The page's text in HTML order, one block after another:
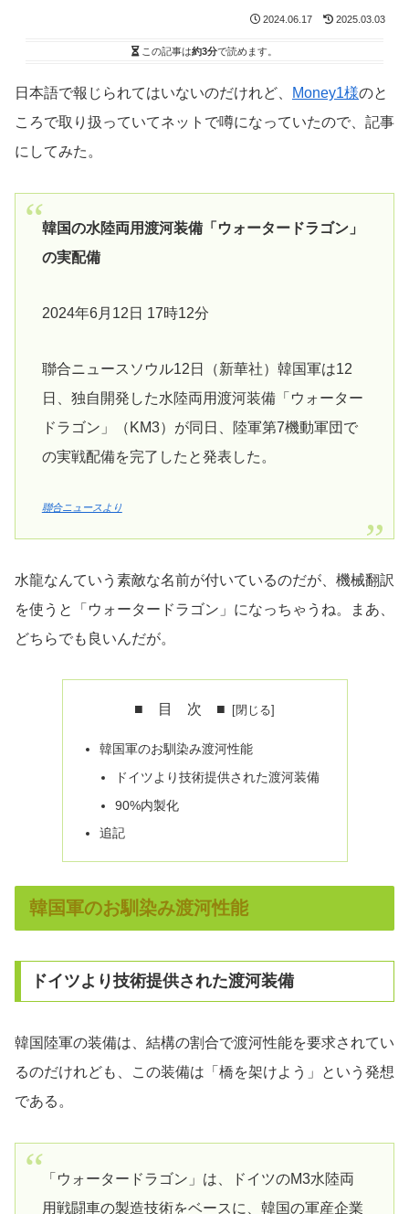
2024.06.17 2025.03.03
この記事は約3分で読めます。
日本語で報じられてはいないのだけれど、 Money1様のと
ころで取り扱っていてネットで噂になっていたので、記事
にしてみた。
韓国の水陸両用渡河装備「ウォータードラゴン」
の実配備
2024年6月12日 17時12分
聯合ニュースソウル12日（新華社）韓国軍は12
日、独自開発した水陸両用渡河装備「ウォーター
ドラゴン」（KM3）が同日、陸軍第7機動軍団で
の実戦配備を完了したと発表した。
聯合ニュースより
水龍なんていう素敵な名前が付いているのだが、機械翻訳
を使うと「ウォータードラゴン」になっちゃうね。まあ、
どちらでも良いんだが。
■ 目 次 ■
韓国軍のお馴染み渡河性能
ドイツより技術提供された渡河装備
90%内製化
追記
韓国軍のお馴染み渡河性能
ドイツより技術提供された渡河装備
韓国陸軍の装備は、結構の割合で渡河性能を要求されてい
るのだけれども、この装備は「橋を架けよう」という発想
である。
「ウォータードラゴン」は、ドイツのM3水陸両
用戦闘車の製造技術をベースに、韓国の軍産企業